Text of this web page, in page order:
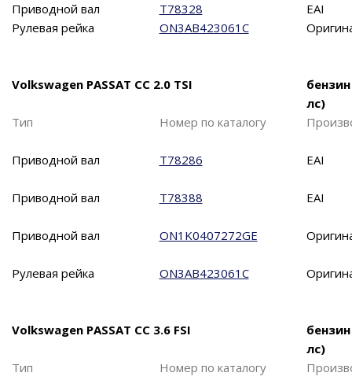
Приводной вал
T78328
EAI
Рулевая рейка
ON3AB423061C
Volkswagen PASSAT CC 2.0 TSI
лс)
Тип
Номер по каталогу
Приводной вал T78286 EAI
Приводной вал T78388 EAI
Приводной вал ON1K0407272GE
Рулевая рейка ON3AB423061C
Volkswagen PASSAT CC 3.6 FSI
лс)
Тип
Номер по каталогу